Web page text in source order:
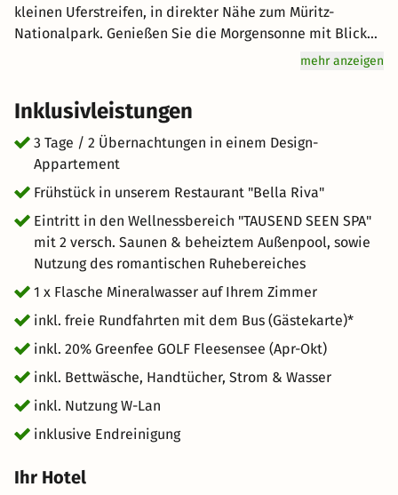
kleinen Uferstreifen, in direkter Nähe zum Müritz-
Nationalpark. Genießen Sie die Morgensonne mit Blick
auf den funkelnden Feisnecksee oder das Abendrot über
Ferienwohnungen inklusive Tiefgarage, Restaurant sowie
Spa- und Wellnesseinrichtungen auf höchstem Fünf-
Sterne-Niveau und einen luxuriösen Yachthafen.
mehr anzeigen
Inklusivleistungen
3 Tage / 2 Übernachtungen in einem Design-
Appartement
Frühstück in unserem Restaurant "Bella Riva"
Eintritt in den Wellnessbereich "TAUSEND SEEN SPA"
mit 2 versch. Saunen & beheiztem Außenpool, sowie
Nutzung des romantischen Ruhebereiches
1 x Flasche Mineralwasser auf Ihrem Zimmer
inkl. freie Rundfahrten mit dem Bus (Gästekarte)*
inkl. 20% Greenfee GOLF Fleesensee (Apr-Okt)
inkl. Bettwäsche, Handtücher, Strom & Wasser
inkl. Nutzung W-Lan
inklusive Endreinigung
Ihr Hotel